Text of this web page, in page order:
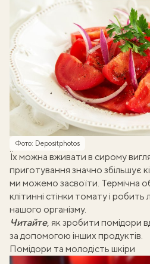
Фото: Depositphotos
Їх можна вживати в сирому
приготування значно збільшує
ми можемо засвоїти. Термічна
клітинні стінки томату і робить
нашого організму.
Читайте, як зробити помідори
за допомогою інших продуктів.
Помідори та молодість шкіри